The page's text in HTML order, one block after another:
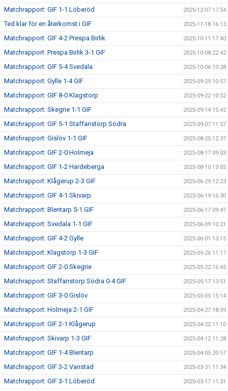
Matchrapport: GIF 1-1 Löberöd 2025-12-07 17:54
Ted klar för en återkomst i GIF 2025-11-18 16:13
Matchrapport: GIF 4-2 Prespa Birlik 2025-10-11 17:40
Matchrapport: Prespa Birlik 3-1 GIF 2025-10-08 22:42
Matchrapport: GIF 5-4 Svedala 2025-10-06 10:28
Matchrapport: Gylle 1-4 GIF 2025-09-29 10:57
Matchrapport: GIF 8-0 Klagstorp 2025-09-22 10:52
Matchrapport: Skegrie 1-1 GIF 2025-09-14 15:42
Matchrapport: GIF 5-1 Staffanstorp Södra 2025-09-07 11:57
Matchrapport: Gislöv 1-1 GIF 2025-08-25 12:37
Matchrapport: GIF 2-0 Holmeja 2025-08-17 09:03
Matchrapport: GIF 1-2 Hardeberga 2025-08-10 13:05
Matchrapport: Klågerup 2-3 GIF 2025-06-29 12:23
Matchrapport: GIF 4-1 Skivarp 2025-06-19 16:30
Matchrapport: Blentarp 5-1 GIF 2025-06-17 09:47
Matchrapport: Svedala 1-1 GIF 2025-06-09 10:21
Matchrapport: GIF 4-2 Gylle 2025-06-01 13:15
Matchrapport: Klagstorp 1-3 GIF 2025-05-26 11:17
Matchrapport: GIF 2-0 Skegrie 2025-05-22 16:45
Matchrapport: Staffanstorp Södra 0-4 GIF 2025-05-17 13:51
Matchrapport: GIF 3-0 Gislöv 2025-05-05 15:14
Matchrapport: Holmeja 2-1 GIF 2025-04-27 18:09
Matchrapport: GIF 2-1 Klågerup 2025-04-22 11:10
Matchrapport: Skivarp 1-3 GIF 2025-04-12 11:28
Matchrapport: GIF 1-4 Blentarp 2025-04-05 20:57
Matchrapport: GIF 3-2 Vanstad 2025-03-31 11:34
Matchrapport: GIF 3-1 Löberöd 2025-03-17 11:31